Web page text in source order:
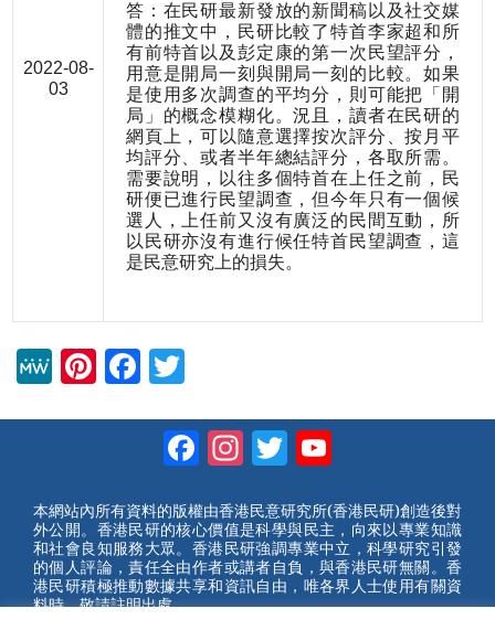
2022-08-
03
答：在民研最新發放的新聞稿以及社交媒
體的推文中，民研比較了特首李家超和所
有前特首以及彭定康的第一次民望評分，
用意是開局一刻與開局一刻的比較。如果
是使用多次調查的平均分，則可能把「開
局」的概念模糊化。況且，讀者在民研的
網頁上，可以隨意選擇按次評分、按月平
均評分、或者半年總結評分，各取所需。
需要說明，以往多個特首在上任之前，民
研便已進行民望調查，但今年只有一個候
選人，上任前又沒有廣泛的民間互動，所
以民研亦沒有進行候任特首民望調查，這
是民意研究上的損失。
M
Pi
st
F
b
o
o
k
tt
er
Facebook
Instagram
Twitter
本網站內所有資料的版權由香港民意研究所(香港民研)創造後對
外公開。香港民研的核心價值是科學與民主，向來以專業知識
和社會良知服務大眾。香港民研強調專業中立，科學研究引發
的個人評論，責任全由作者或講者自負，與香港民研無關。香
港民研積極推動數據共享和資訊自由，唯各界人士使用有關資
料時，敬請註明出處。